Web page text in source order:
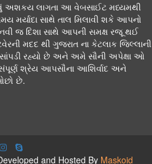
અશકય લાગતા આ વેબસાઈટ મધ્યમથી
મર્યાદા સાથે તાલ મિલાવી શકે આપનો
નવી જ દિશા સાથે આપની સમક્ષ રજૂ થઈ
મદદ થી ગુજરાત ના કેટલાક જિલ્લાની
રહ્યો છે અને અમે સૌની અપેક્ષા ઓ
શ્રેય આપસૌના આશિર્વાદ અને
છે.
and Hosted By Maskoid